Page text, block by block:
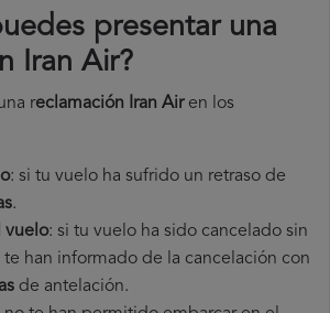
presentar una
Iran Air?
reclamación Iran Airen los
: si tu vuelo ha sufrido un retraso de
.
vuelo: si tu vuelo ha sido cancelado sin
te han informado de la cancelación con
de antelación.